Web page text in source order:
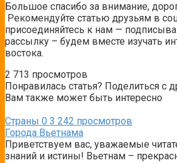
Большое спасибо за внимание,
Рекомендуйте статью друзьям в
присоединяйтесь к нам —
рассылку – будем вместе изучать
востока.
2 713 просмотров
Понравилась статья? Поделиться с
Вам также может быть интересно
Страны 0 3 242 просмотров
Города Вьетнама
Приветствуем вас, уважаемые
знаний и истины! Вьетнам –